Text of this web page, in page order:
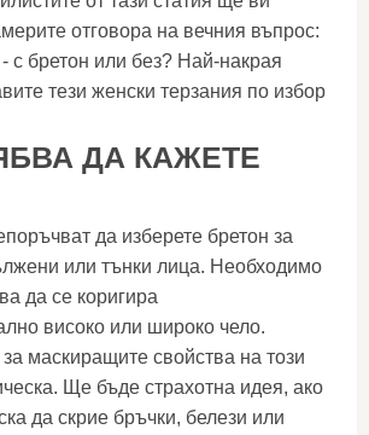
отговора на вечния въпрос:
с бретон или без? Най-накрая
тези женски терзания по избор
ДА КАЖЕТЕ
да изберете бретон за
или тънки лица. Необходимо
да се коригира
високо или широко чело.
маскиращите свойства на този
Ще бъде страхотна идея, ако
да скрие бръчки, белези или